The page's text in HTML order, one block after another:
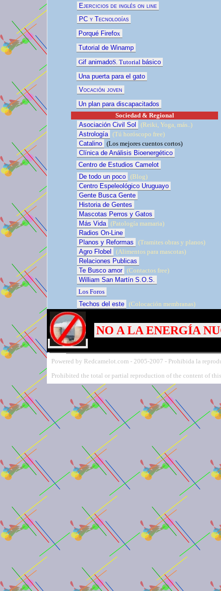
Ejercicios de inglés on line
PC y Tecnologías
Porqué Firefox
Tutorial de Winamp
Gif animadoS. Tutorial básico
Una puerta para el gato
Vocación joven
Un plan para discapacitados
Sociedad & Regional
Asociación Civil Sol
(Reiki, Yoga, más..)
Astrología (Tú horóscopo free)
Catalino (Los mejores cuentos cortos)
Clínica de Análisis Bioenergético
Centro de Estudios Camelot
De todo un poco (Blog)
Centro Espeleológico Uruguayo
Gente Busca Gente
Historia de Gentes
Mascotas Perros y Gatos
Más Vida (Patología mamaria)
Radios On-Line
Planos y Reformas
(Tramites obras y planos)
Agro Flobel
(Alimentos para mascotas)
Relaciones Publicas
Te Busco amor (Contactos free)
William San Martín S.O.S.
Los Foros
Techos del este (Colocación membranas)
NO A LA ENERGÍA
Powered by Redcamelot.com - 2005-2007 - Prohibida la
Prohibited the total or partial reproduction of the content of